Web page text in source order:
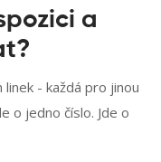
a
- každá pro jinou
o jedno číslo. Jde o